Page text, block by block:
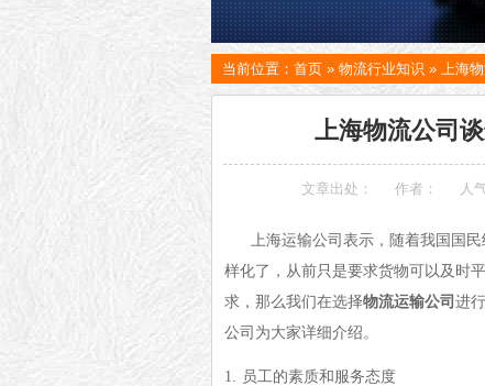
当前位置： 首页 » 物流行业知识 » 上海
上海物流公司
文章出处： 作者： 人
上海运输公司表示，随着我国国
样化了，从前只是要求货物可以及时
求，那么我们在选择物流运输公司 进
公司为大家详细介绍。
1. 员工的素质和服务态度